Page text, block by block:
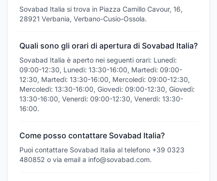
Sovabad Italia si trova in Piazza Camillo Cavour, 16,
28921 Verbania, Verbano-Cusio-Ossola.
Quali sono gli orari di apertura di Sovabad Italia?
Sovabad Italia è aperto nei seguenti orari: Lunedì:
09:00-12:30, Lunedì: 13:30-16:00, Martedì: 09:00-
12:30, Martedì: 13:30-16:00, Mercoledì: 09:00-12:30,
Mercoledì: 13:30-16:00, Giovedì: 09:00-12:30, Giovedì:
13:30-16:00, Venerdì: 09:00-12:30, Venerdì: 13:30-
16:00.
Come posso contattare Sovabad Italia?
Puoi contattare Sovabad Italia al telefono +39 0323
480852 o via email a info@sovabad.com.